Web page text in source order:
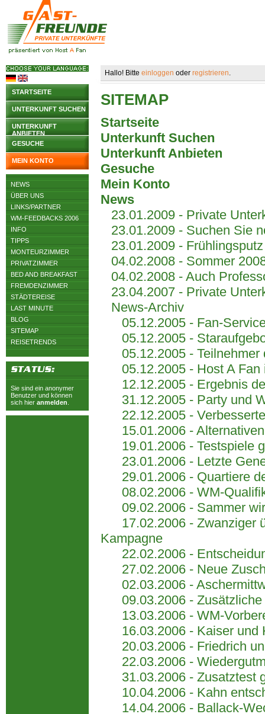
STARTSEITE
UNTERKUNFT SUCHEN
UNTERKUNFT
ANBIETEN
GESUCHE
MEIN KONTO
NEWS
ÜBER UNS
LINKS/PARTNER
WM-FEEDBACKS 2006
INFO
TIPPS
MONTEURZIMMER
PRIVATZIMMER
BED AND BREAKFAST
FREMDENZIMMER
STÄDTEREISE
LAST MINUTE
BLOG
SITEMAP
REISETRENDS
Sie sind ein anonymer
Benutzer und können
sich hier anmelden
Hallo! Bitte einloggen oder registrieren.
SITEMAP
Startseite
Unterkunft Suchen
Unterkunft Anbieten
Gesuche
Mein Konto
News
23.01.2009 - Private
23.01.2009 - Suchen Sie
23.01.2009 -
04.02.2008 - Sommer
04.02.2008 - Auch
23.04.2007 - Private
News-Archiv
05.12.2005 - Fan-
05.12.2005 -
05.12.2005 - Teilnehmer
05.12.2005 - Host A Fan
12.12.2005 - Ergebnis
31.12.2005 - Party und
22.12.2005 -
15.01.2006 - Alternativen
19.01.2006 - Testspiele
23.01.2006 - Letzte
29.01.2006 - Quartiere
08.02.2006 - WM-
09.02.2006 - Sammer
17.02.2006 - Zwanziger
Kampagne
22.02.2006 -
27.02.2006 - Neue
02.03.2006 -
09.03.2006 - Zusätzliche
13.03.2006 - WM-
16.03.2006 - Kaiser und
20.03.2006 - Friedrich
22.03.2006 -
31.03.2006 - Zusatztest
10.04.2006 - Kahn
14.04.2006 - Ballack-